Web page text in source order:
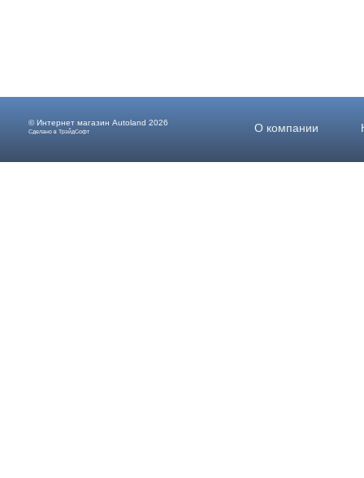
© Интернет магазин Autoland 2026
Сделано в ТрэйдСофт О компании